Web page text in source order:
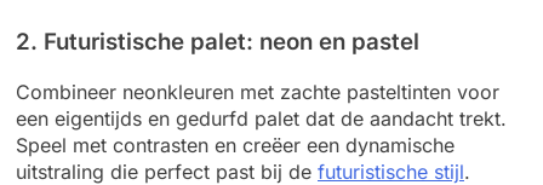
2. Futuristische palet: neon en pastel
Combineer neonkleuren met zachte pasteltinten voor
een eigentijds en gedurfd palet dat de aandacht trekt.
Speel met contrasten en creëer een dynamische
uitstraling die perfect past bij de futuristische stijl.